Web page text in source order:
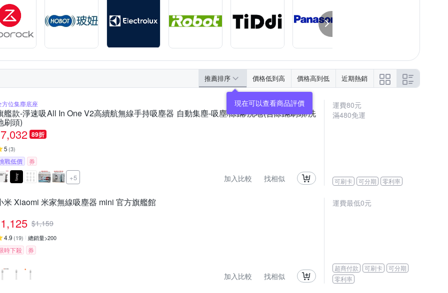
推薦排序 價格低到高 價格高到低 近期熱銷
方位集塵底座
艦款-淨速吸All In One V2高續航無線手持吸塵器 自動集塵-吸塵/除蹣/洗地(含除蹣刷頭/洗
刷頭)
7,032 89折
5 (3)
戰低價 券
+5 加入比較 找相似
運費80元
滿480免運
可刷卡 可分期 零利率
米 Xiaomi 米家無線吸塵器 mini 官方旗艦館
1,125 $1,159
4.9 (19) 總銷量>200
時下殺 券
加入比較 找相似
運費最低0元
超商付款 可刷卡
可分期
零利率